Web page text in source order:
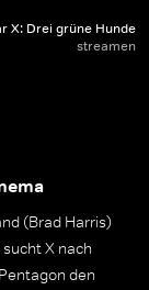
X: Drei grüne Hunde
streamen
(Brad Harris)
X nach
den